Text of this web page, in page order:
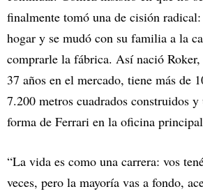
finalmente tomó una de cisión
hogar y se mudó con su familia a la
comprarle la fábrica. Así nació
37 años en el mercado, tiene más de
7.200 metros cuadrados construidos
forma de Ferrari en la oficina
“La vida es como una carrera: vos
veces, pero la mayoría vas a fondo,